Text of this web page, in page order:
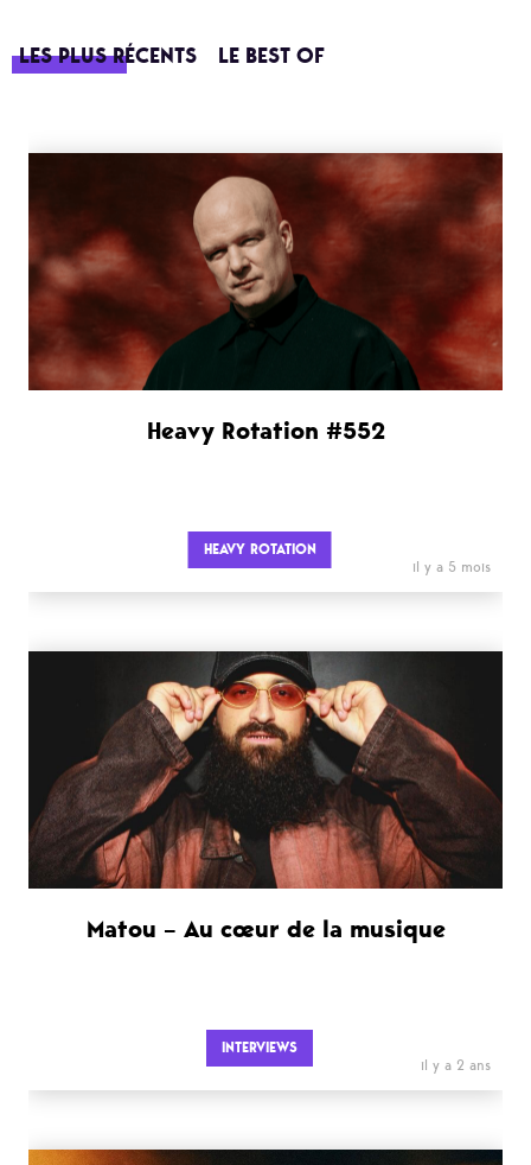
LES PLUS RÉCENTS LE BEST OF
Heavy Rotation #552
HEAVY ROTATION
il y a 5 mois
Matou – Au cœur de la musique
INTERVIEWS
il y a 2 ans